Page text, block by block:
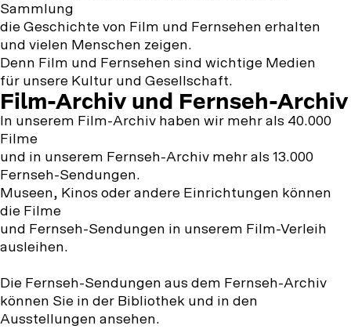
Sammlung
die Geschichte von Film und Fernsehen erhalten
und vielen Menschen zeigen.
Denn Film und Fernsehen sind wichtige Medien
für unsere Kultur und Gesellschaft.
Film-Archiv und Fernseh-Archiv
In unserem Film-Archiv haben wir mehr als 40.000
Filme
und in unserem Fernseh-Archiv mehr als 13.000
Fernseh-Sendungen.
Museen, Kinos oder andere Einrichtungen können
die Filme
und Fernseh-Sendungen in unserem Film-Verleih
ausleihen.
Die Fernseh-Sendungen aus dem Fernseh-Archiv
können Sie in der Bibliothek und in den
Ausstellungen ansehen.